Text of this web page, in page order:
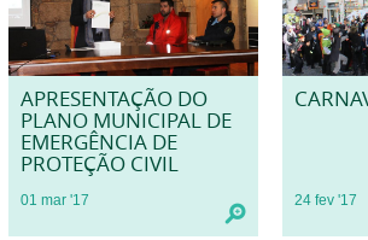
APRESENTAÇÃO DO
PLANO MUNICIPAL DE
EMERGÊNCIA DE
PROTEÇÃO CIVIL
01 mar '17 24 fev '17